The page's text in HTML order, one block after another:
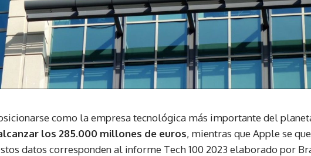
como la empresa tecnológica más importante del
los 285.000 millones de euros, mientras que Apple se
datos corresponden al informe Tech 100 2023 elaborado por